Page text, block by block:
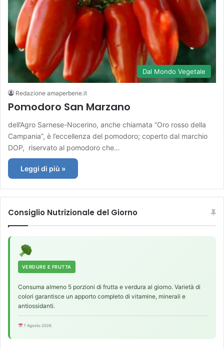
Dal Mondo Vegetale
Redazione amaperbene.it
Pomodoro San Marzano
dell’Agro Sarnese-Nocerino, anche chiamata “Oro rosso della
Campania”, è l’eccellenza del pomodoro; coperto dal marchio
DOP, riservato al pomodoro che…
Leggi di più »
Consiglio Nutrizionale del Giorno
VERDURE E FRUTTA
Consuma almeno 5 porzioni di frutta e verdura al giorno. Varietà di
colori garantisce un apporto completo di vitamine, minerali e
antiossidanti.
7 Agosto 2026